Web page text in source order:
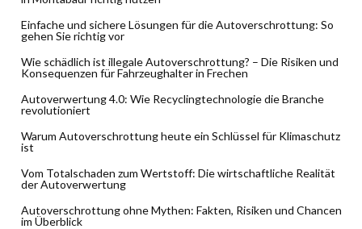
Einfache und sichere Lösungen für die Autoverschrottung: So
gehen Sie richtig vor
Wie schädlich ist illegale Autoverschrottung? – Die Risiken und
Konsequenzen für Fahrzeughalter in Frechen
Autoverwertung 4.0: Wie Recyclingtechnologie die Branche
revolutioniert
Warum Autoverschrottung heute ein Schlüssel für Klimaschutz
ist
Vom Totalschaden zum Wertstoff: Die wirtschaftliche Realität
der Autoverwertung
Autoverschrottung ohne Mythen: Fakten, Risiken und Chancen
im Überblick